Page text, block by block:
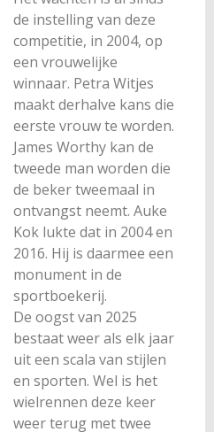
de instelling van deze
competitie, in 2004, op
een vrouwelijke
winnaar. Petra Witjes
maakt derhalve kans die
eerste vrouw te worden.
James Worthy kan de
tweede man worden die
de beker tweemaal in
ontvangst neemt. Auke
Kok lukte dat in 2004 en
2016. Hij is daarmee een
monument in de
sportboekerij.
De oogst van 2025
bestaat weer als elk jaar
uit een scala van stijlen
en sporten. Wel is het
wielrennen deze keer
weer terug met twee